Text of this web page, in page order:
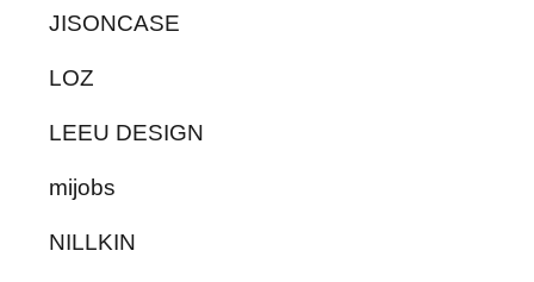
JISONCASE
LOZ
LEEU DESIGN
mijobs
NILLKIN